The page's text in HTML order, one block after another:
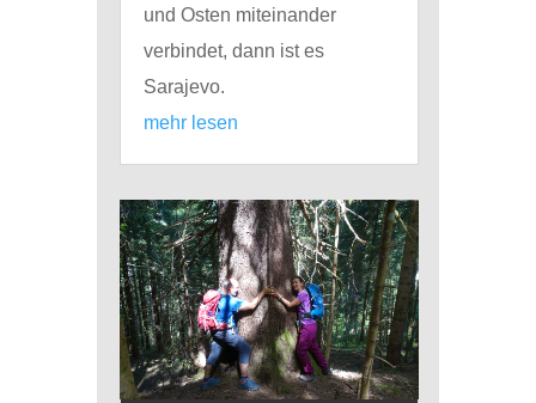
und Osten miteinander
verbindet, dann ist es
Sarajevo.
mehr lesen